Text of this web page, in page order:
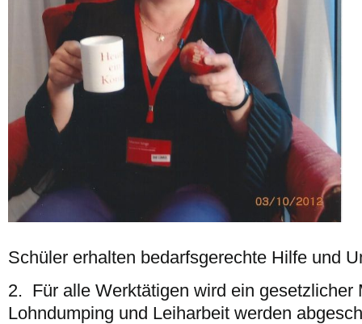
Schüler erhalten bedarfsgerechte Hilfe und
2. Für alle Werktätigen wird ein gesetzlicher
Lohndumping und Leiharbeit werden